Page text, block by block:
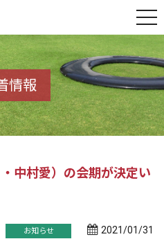
情報
中村愛）の会期が決定い
お知らせ 2021/01/31